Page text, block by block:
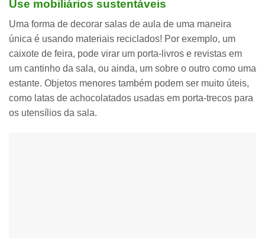
Use mobiliários sustentáveis
Uma forma de decorar salas de aula de uma maneira
única é usando materiais reciclados! Por exemplo, um
caixote de feira, pode virar um porta-livros e revistas em
um cantinho da sala, ou ainda, um sobre o outro como uma
estante. Objetos menores também podem ser muito úteis,
como latas de achocolatados usadas em porta-trecos para
os utensílios da sala.